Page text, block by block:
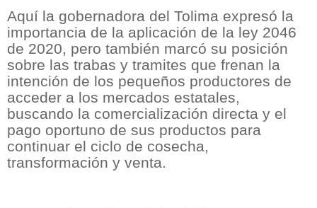
Aquí la gobernadora del Tolima expresó la
importancia de la aplicación de la ley 2046
de 2020, pero también marcó su posición
sobre las trabas y tramites que frenan la
intención de los pequeños productores de
acceder a los mercados estatales,
buscando la comercialización directa y el
pago oportuno de sus productos para
continuar el ciclo de cosecha,
transformación y venta.